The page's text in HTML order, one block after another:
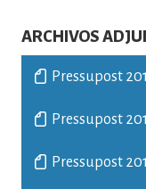
ARCHIVOS
Pressupost
Pressupost
Pressupost